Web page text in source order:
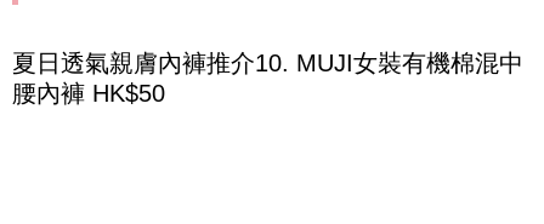
夏日透氣親膚內褲推介10. MUJI女裝有機棉混中
腰內褲 HK$50